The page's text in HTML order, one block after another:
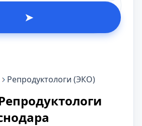
➤
Репродуктологи (ЭКО)